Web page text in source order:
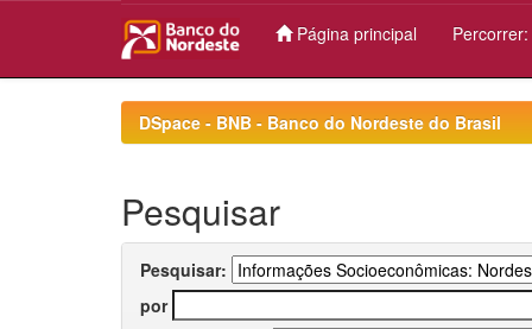
Página principal Percorrer:
DSpace - BNB - Banco do Nordeste do Brasil
Pesquisar
Pesquisar:
por